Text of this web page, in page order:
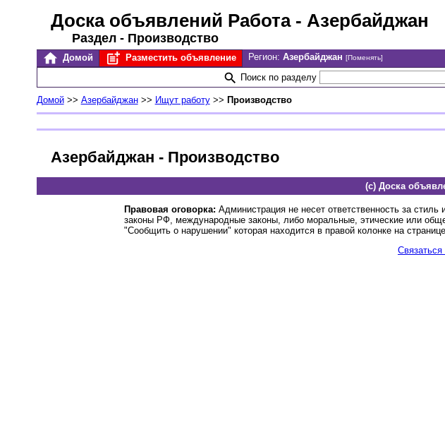
Доска объявлений Работа- Азербайджан
Раздел - Производство
Домой Разместить объявление Регион: Азербайджан [Поменять]
Поиск по разделу
Домой>> Азербайджан>> Ищут работу>> Производство
Азербайджан - Производство
(c) Доска
Правовая оговорка: Администрация не несет ответственность за
законы РФ, международные законы, либо моральные, этические или
"Сообщить о нарушении" которая находится в правой колонке на